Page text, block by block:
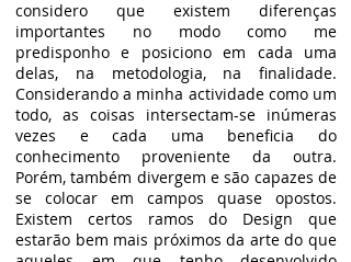
considero que existem diferenças
importantes no modo como me
predisponho e posiciono em cada uma
delas, na metodologia, na finalidade.
Considerando a minha actividade como um
todo, as coisas intersectam-se inúmeras
vezes e cada uma beneficia do
conhecimento proveniente da outra.
Porém, também divergem e são capazes de
se colocar em campos quase opostos.
Existem certos ramos do Design que
estarão bem mais próximos da arte do que